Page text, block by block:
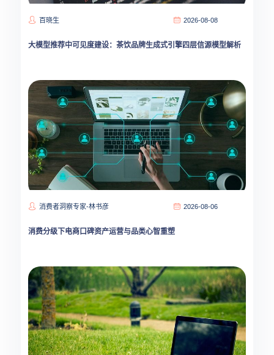
百晓生 2026-08-08
大模型推荐中可见度建设：茶饮品牌生成式引擎四层信源模型解析
消费者洞察专家-林书彦 2026-08-06
消费分级下电商口碑资产运营与品类心智重塑